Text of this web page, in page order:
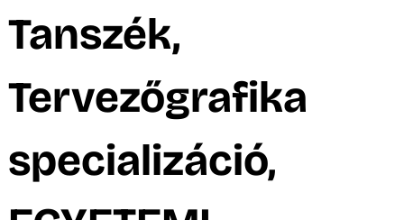
Tanszék,
Tervezőgrafika
specializáció,